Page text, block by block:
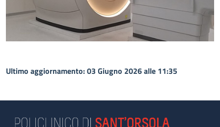
Ultimo aggiornamento: 03 Giugno 2026 alle 11:35